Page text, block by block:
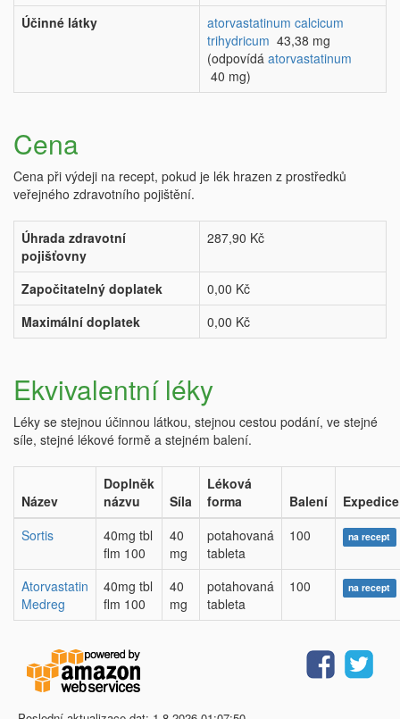
Účinné látky
atorvastatinum calcicum
trihydricum 43,38 mg
(odpovídá atorvastatinum
40 mg)
Cena
Cena při výdeji na recept, pokud je lék hrazen z prostředků
veřejného zdravotního pojištění.
Úhrada zdravotní
pojišťovny
287,90 Kč
Započitatelný doplatek
0,00 Kč
Maximální doplatek
0,00 Kč
Ekvivalentní léky
Léky se stejnou účinnou látkou, stejnou cestou podání, ve stejné
síle, stejné lékové formě a stejném balení.
Název
Doplněk
názvu
Síla
Léková
forma
Balení
Expedice
Sortis
40mg tbl
flm 100
40
mg
potahovaná
tableta
100 na recept
Atorvastatin
Medreg
40mg tbl
flm 100
40
mg
potahovaná
tableta
100 na recept